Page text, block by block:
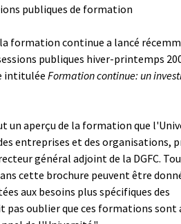
publiques de formation
formation continue a lancé
publiques hiver-printemps
intitulée Formation continue: un
un aperçu de la formation que
entreprises et des organisations,
général adjoint de la DGFC.
cette brochure peuvent être
aux besoins plus spécifiques des
pas oublier que ces formations sont